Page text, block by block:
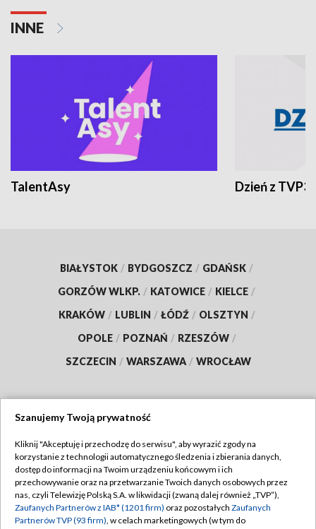
INNE
TalentAsy Dzień z TVP3
BIAŁYSTOK / BYDGOSZCZ / GDAŃSK /
GORZÓW WLKP. / KATOWICE / KIELCE /
KRAKÓW / LUBLIN / ŁÓDŹ / OLSZTYN /
OPOLE / POZNAŃ / RZESZÓW /
SZCZECIN / WARSZAWA / WROCŁAW
TVP
Abonament TVP
Emisja w TVP
Regulamin TVP
Polityka prywatności
Szanujemy Twoją prywatność
Kliknij "Akceptuję i przechodzę do serwisu", aby wyrazić zgody na
korzystanie z technologii automatycznego śledzenia i zbierania danych,
dostęp do informacji na Twoim urządzeniu końcowym i ich
przechowywanie oraz na przetwarzanie Twoich danych osobowych przez
nas, czyli Telewizję Polską S.A. w likwidacji (zwaną dalej również „TVP”),
Zaufanych Partnerów z IAB* (1201 firm) oraz pozostałych Zaufanych
Partnerów TVP (93 firm), w celach marketingowych (w tym do